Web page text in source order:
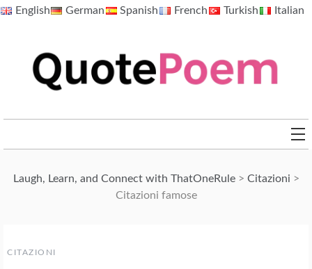
SkipEnglish German Spanish French Turkish Italian
Laugh, Learn, and Connect with ThatOneRule> Citazioni >
Citazioni famose
CITAZIONI